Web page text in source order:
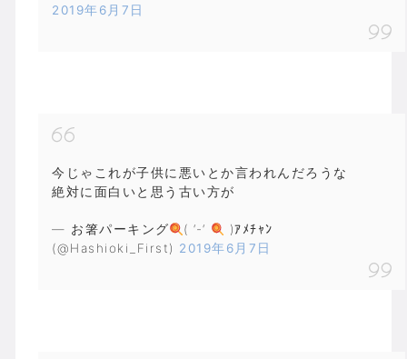
2019年6月7日
今じゃこれが子供に悪いとか言われんだろうな
絶対に面白いと思う古い方が
— お箸パーキング ( ‘-‘
)ｱﾒﾁｬﾝ
(@Hashioki_First) 2019年6月7日